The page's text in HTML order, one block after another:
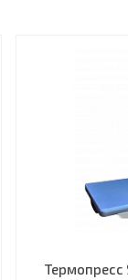
Термопресс